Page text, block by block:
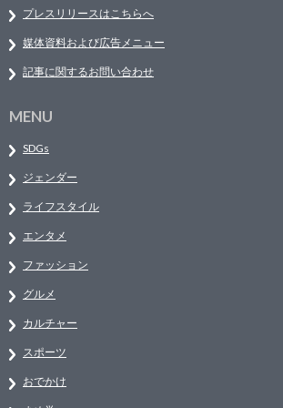
プレスリリースはこちらへ
媒体資料および広告メニュー
記事に関するお問い合わせ
MENU
SDGs
ジェンダー
ライフスタイル
エンタメ
ファッション
グルメ
カルチャー
スポーツ
おでかけ